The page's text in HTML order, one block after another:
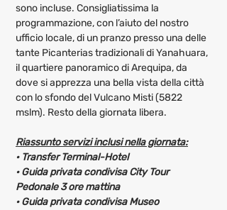
sono incluse. Consigliatissima la
programmazione, con l’aiuto del nostro
ufficio locale, di un pranzo presso una delle
tante Picanterias tradizionali di Yanahuara,
il quartiere panoramico di Arequipa, da
dove si apprezza una bella vista della città
con lo sfondo del Vulcano Misti (5822
mslm). Resto della giornata libera.
Riassunto servizi inclusi nella giornata:
· Transfer Terminal-Hotel
· Guida privata condivisa City Tour
Pedonale 3 ore mattina
· Guida privata condivisa Museo